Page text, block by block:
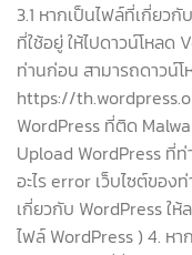
3.1 หากเป็นไฟล์ที่เกี่ยว
ที่ใช้อยู่ ให้ไปดาวน์โหลด
ท่านก่อน สามารถดาวน์โ
https://
WordPress ที่ติด
Upload WordPress ที่
อะไร error เว็บไซต์ของ
เกี่ยวกับ WordPress ใ
ไฟล์ WordPress ) 4. ห